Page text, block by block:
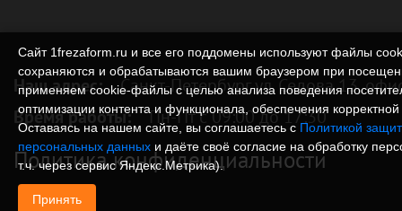
Наш адрес: Санкт-Петербург ул. Седова 13,
Время работы: Пн-Пт с 09:00 до 17:30
Политика конфиденциальности
Сайт 1frezaform.ru и все его поддомены используют файлы
сохраняются и обрабатываются вашим браузером при
применяем cookie‑файлы с целью анализа поведения
оптимизации контента и функционала, обеспечения
Оставаясь на нашем сайте, вы соглашаетесь с Политикой
персональных данных и даёте своё согласие на обработку
т.ч. через сервис Яндекс.Метрика).
Принять